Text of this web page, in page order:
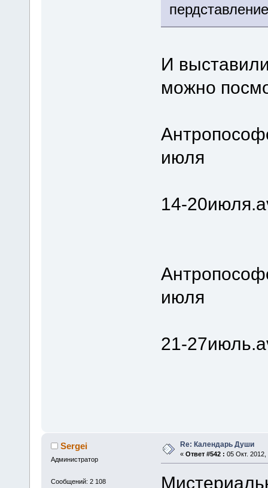
И
можно
июля
14-
июля
21-
Sergei
Администратор
Сообщений: 2 108
Re: Календарь Души
« Ответ #542 : 05 Окт. 2012,